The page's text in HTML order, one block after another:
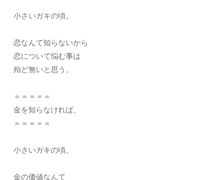
小さいガキの頃。
恋なんて知らないから
恋について悩む事は
殆ど無いと思う。
＝＝＝＝＝
金を知らなければ、
＝＝＝＝＝
小さいガキの頃。
金の価値なんて